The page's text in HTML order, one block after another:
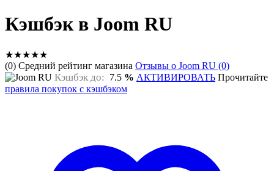
Кэшбэк в Joom RU
★★★★★
(0) Средний рейтинг магазина Отзывы о Joom RU (0)
Кэшбэк до: 7.5 % АКТИВИРОВАТЬ Прочитайте
правила покупок с кэшбэком